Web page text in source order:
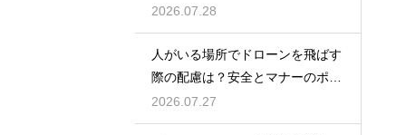
策を解説
2026.07.28
人がいる場所でドローンを飛ばす
際の配慮は？安全とマナーのポイ
ント
2026.07.27